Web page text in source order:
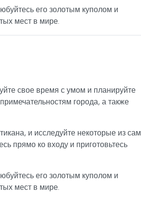
его золотым куполом и
мест в мире.
свое время с умом и планируйте
города, а также
и исследуйте некоторые из
прямо ко входу и приготовьтесь
его золотым куполом и
мест в мире.